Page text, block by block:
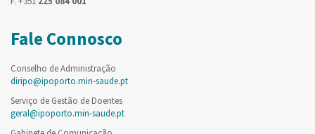
Fale Connosco
Conselho de Administração
diripo@ipoporto.min-saude.pt
Serviço de Gestão de Doentes
geral@ipoporto.min-saude.pt